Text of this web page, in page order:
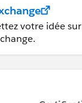
votre idée sur